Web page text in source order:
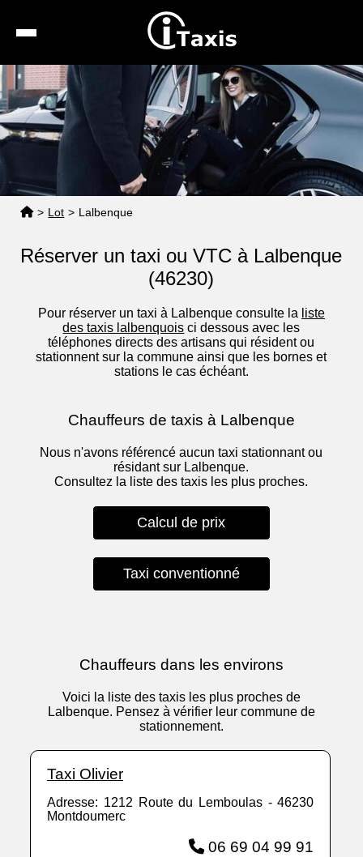
Recherche
Calcul de tarif
Taxis conventionnés
Espace pro
> Lot > Lalbenque
Réserver un taxi ou VTC à Lalbenque
(46230)
Pour réserver un taxi à Lalbenque consulte la liste
des taxis lalbenquois ci dessous avec les
téléphones directs des artisans qui résident ou
stationnent sur la commune ainsi que les bornes et
stations le cas échéant.
Chauffeurs de taxis à Lalbenque
Nous n'avons référencé aucun taxi stationnant ou
résidant sur Lalbenque.
Consultez la liste des taxis les plus proches.
Calcul de prix
Taxi conventionné
Chauffeurs dans les environs
Voici la liste des taxis les plus proches de
Lalbenque. Pensez à vérifier leur commune de
stationnement.
Taxi Olivier
Adresse: 1212 Route du Lemboulas - 46230
Montdoumerc
06 69 04 99 91